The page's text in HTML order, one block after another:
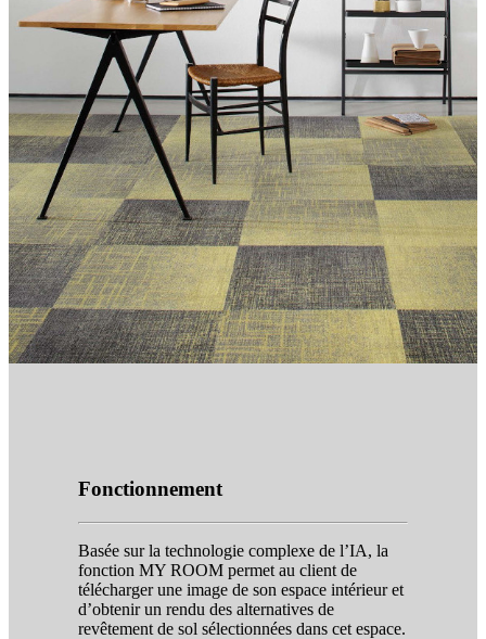
Fonctionnement
Basée sur la technologie complexe de l’IA, la
fonction MY ROOM permet au client de
télécharger une image de son espace intérieur et
d’obtenir un rendu des alternatives de
revêtement de sol sélectionnées dans cet espace.